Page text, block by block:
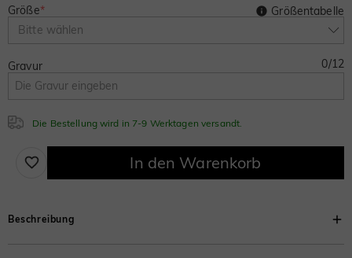
Größe*
Bitte wählen
Größentabelle
Gravur 0/12
Die Bestellung wird in 7-9 Werktagen versandt.
In den Warenkorb
Beschreibung